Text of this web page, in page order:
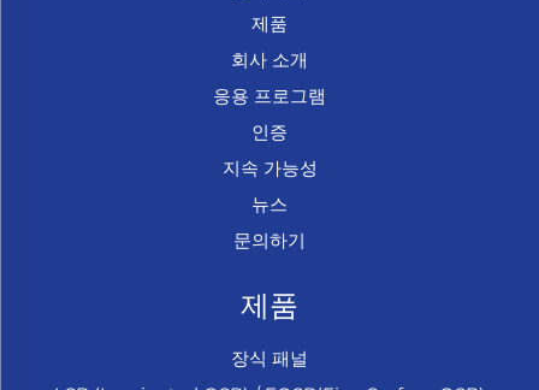
제품
회사 소개
응용 프로그램
인증
지속 가능성
뉴스
문의하기
제품
장식 패널